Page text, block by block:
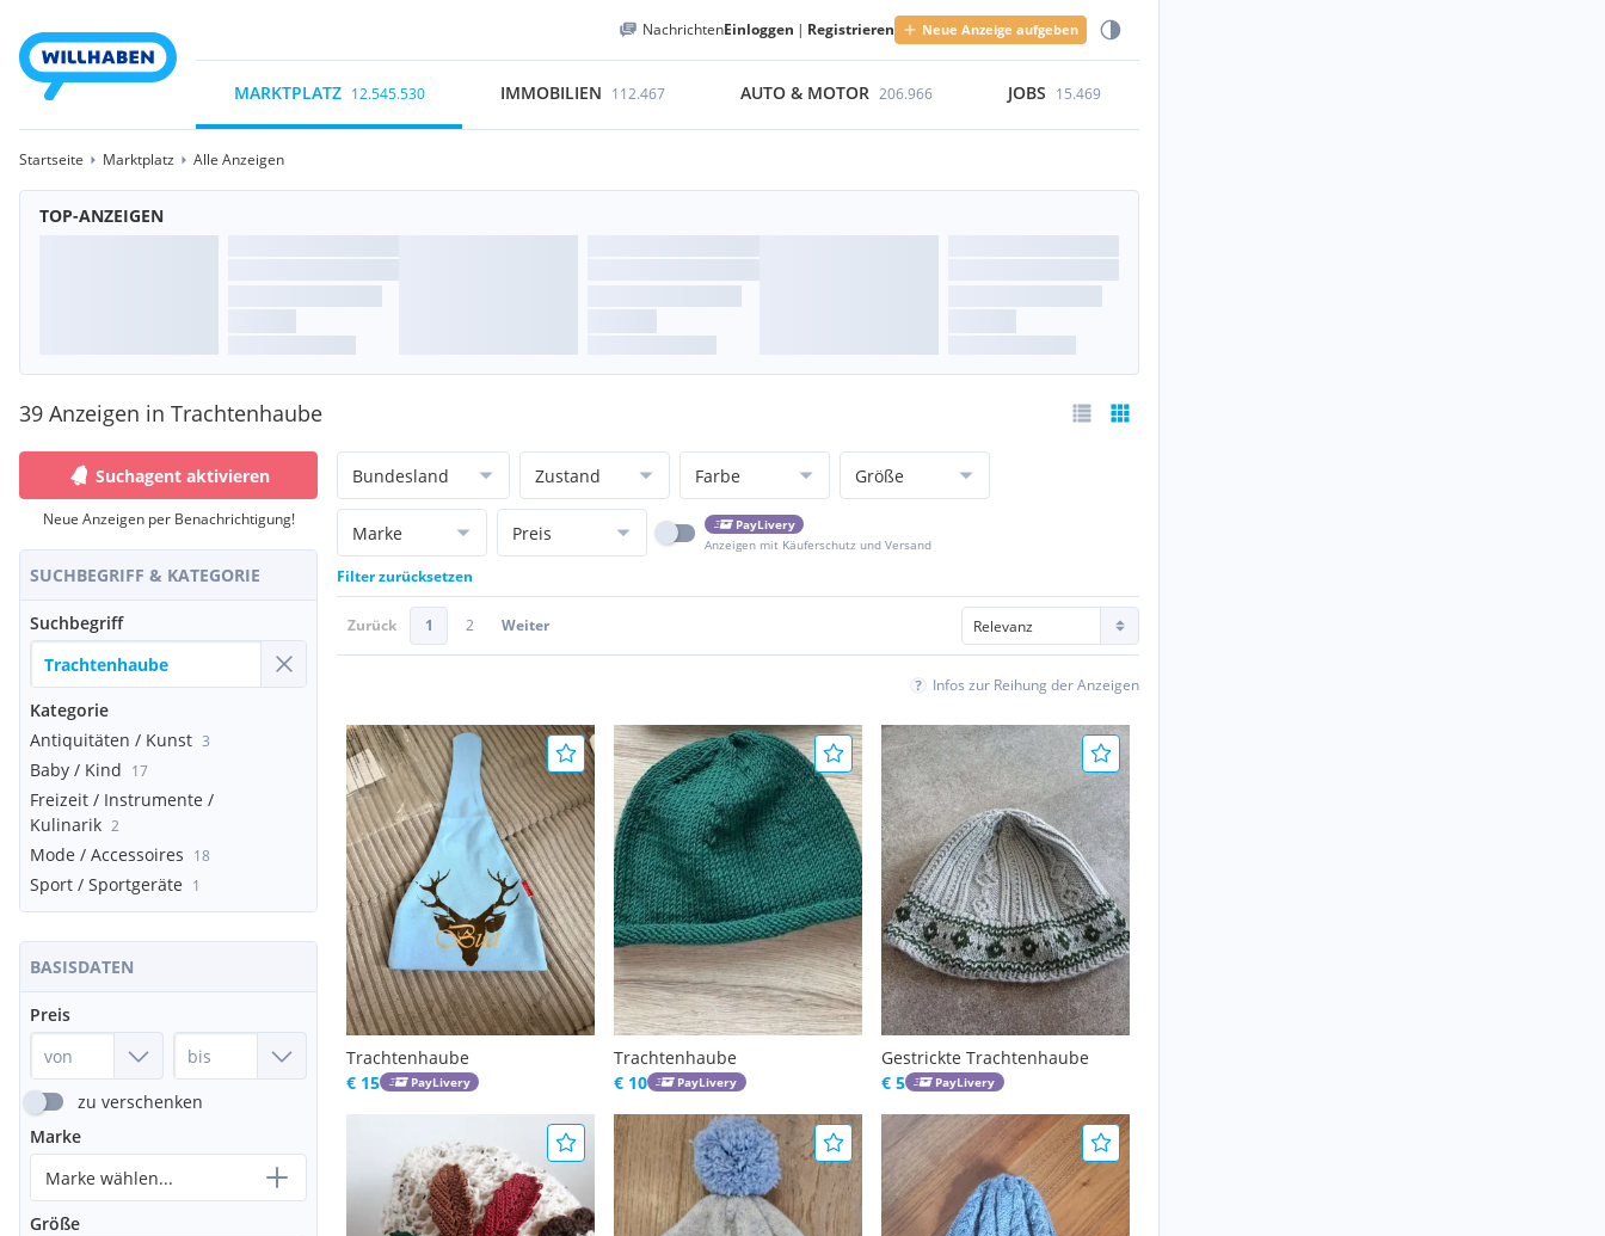
NachrichtenEinloggen | Registrieren Neue Anzeige aufgeben
MARKTPLATZ 12.545.530 IMMOBILIEN 112.467 AUTO & MOTOR 206.966 JOBS 15.469
Startseite Marktplatz Alle Anzeigen
TOP-ANZEIGEN
39 Anzeigen in Trachtenhaube
Suchagent aktivieren
Neue Anzeigen per Benachrichtigung!
SUCHBEGRIFF & KATEGORIE
Suchbegriff
Kategorie
Antiquitäten / Kunst 3
Baby / Kind 17
Freizeit / Instrumente /
Kulinarik 2
Mode / Accessoires 18
Sport / Sportgeräte 1
BASISDATEN
Preis
zu verschenken
Marke
Marke wählen...
Größe
Bundesland Zustand Farbe Größe
Marke Preis
PayLivery
Anzeigen mit Käuferschutz und Versand
Filter zurücksetzen
Zurück 1 2 Weiter
Infos zur Reihung der Anzeigen
Trachtenhaube
€ 15
PayLivery
Trachtenhaube
€ 10
PayLivery
Gestrickte Trachtenhaube
€ 5
PayLivery